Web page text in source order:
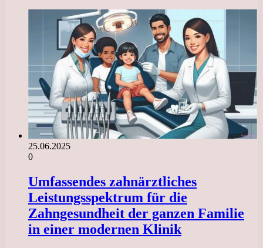
25.06.2025
0
Umfassendes zahnärztliches
Leistungsspektrum für die
Zahngesundheit der ganzen Familie
in einer modernen Klinik